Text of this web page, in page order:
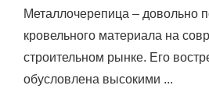
Металлочерепица – довольно
кровельного материала на
строительном рынке. Его
обусловлена высокими ...